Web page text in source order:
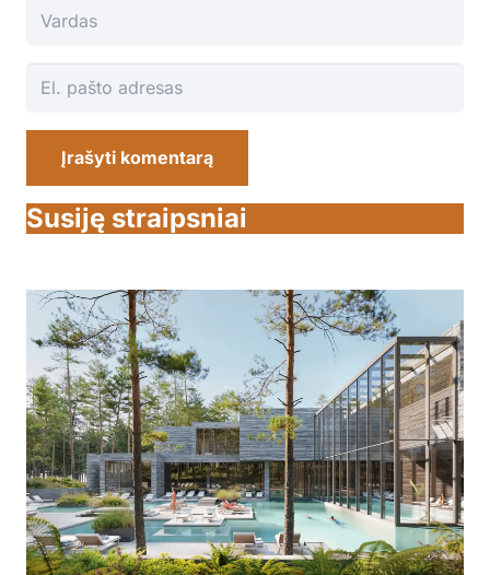
Įrašyti komentarą
Susiję straipsniai